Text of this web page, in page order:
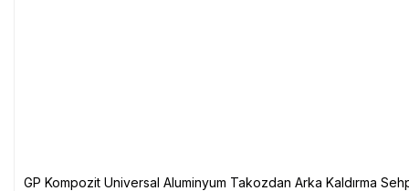
GP Kompozit Universal Aluminyum Takozdan Arka Kaldırma